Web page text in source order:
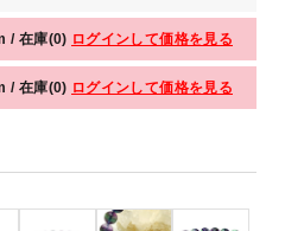
/ 在庫(0) ログインして価格を見る
/ 在庫(0) ログインして価格を見る